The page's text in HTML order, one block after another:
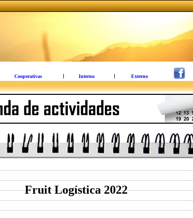
Cooperativas Interno Externo
Fruit Logística 2022